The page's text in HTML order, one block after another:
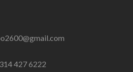
314 427 6222